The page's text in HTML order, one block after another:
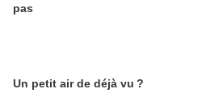
pas
Un petit air de déjà vu ?